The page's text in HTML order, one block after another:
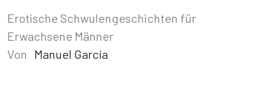
Erotische Schwulengeschichten für
Erwachsene Männer
Von
Manuel García